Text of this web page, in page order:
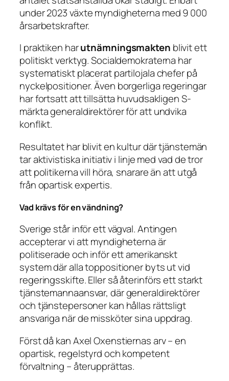
under 2023 växte myndigheterna med 9 000
årsarbetskrafter.
I praktiken harutnämningsmakten blivit ett
politiskt verktyg. Socialdemokraterna har
systematiskt placerat partilojala chefer på
nyckelpositioner. Även borgerliga regeringar
har fortsatt att tillsätta huvudsakligen S-
märkta generaldirektörer för att undvika
konflikt.
Resultatet har blivit en kultur där tjänstemän
tar aktivistiska initiativ i linje med vad de tror
att politikerna vill höra, snarare än att utgå
från opartisk expertis.
Vad krävs för en vändning?
Sverige står inför ett vägval. Antingen
accepterar vi att myndigheterna är
politiserade och inför ett amerikanskt
system där alla toppositioner byts ut vid
regeringsskifte. Eller så återinförs ett starkt
tjänstemannaansvar, där generaldirektörer
och tjänstepersoner kan hållas rättsligt
ansvariga när de missköter sina uppdrag.
Först då kan Axel Oxenstiernas arv – en
opartisk, regelstyrd och kompetent
förvaltning – återupprättas.